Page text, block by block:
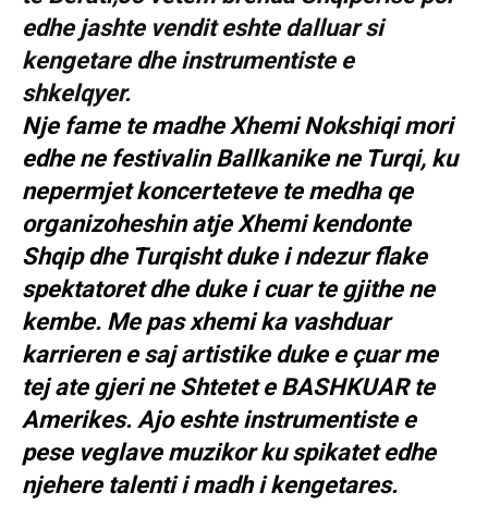
edhe jashte vendit eshte dalluar si
kengetare dhe instrumentiste e
shkelqyer.
Nje fame te madhe Xhemi Nokshiqi mori
edhe ne festivalin Ballkanike ne Turqi, ku
nepermjet koncerteteve te medha qe
organizoheshin atje Xhemi kendonte
Shqip dhe Turqisht duke i ndezur flake
spektatoret dhe duke i cuar te gjithe ne
kembe. Me pas xhemi ka vashduar
karrieren e saj artistike duke e çuar me
tej ate gjeri ne Shtetet e BASHKUAR te
Amerikes. Ajo eshte instrumentiste e
pese veglave muzikor ku spikatet edhe
njehere talenti i madh i kengetares.